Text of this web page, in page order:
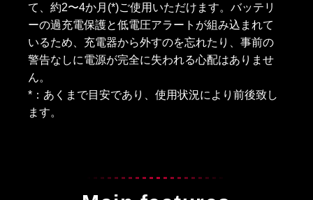
て、約2〜4か月(*)ご使用いただけます。バッテリ
ーの過充電保護と低電圧アラートが組み込まれて
いるため、充電器から外すのを忘れたり、事前の
警告なしに電源が完全に失われる心配はありませ
ん。
*：あくまで目安であり、使用状況により前後致し
ます。